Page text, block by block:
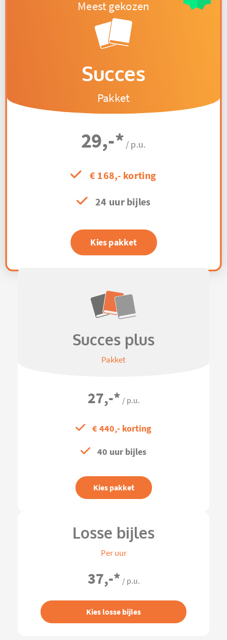
Succes
Pakket
29,-* / p.u.
€ 168,- korting
24 uur bijles
Kies pakket
Succes plus
Pakket
27,-* / p.u.
€ 440,- korting
40 uur bijles
Kies pakket
Losse bijles
Per uur
37,-* / p.u.
Kies losse bijles